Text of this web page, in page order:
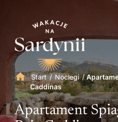
Start/Noclegi/
Caddinas
Apartament